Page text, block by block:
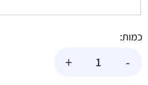
כמות:
-
+